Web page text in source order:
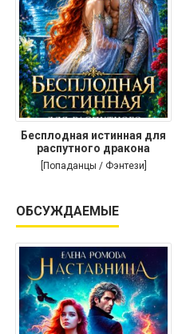
Бесплодная истинная для
распутного дракона
[Попаданцы / Фэнтези]
ОБСУЖДАЕМЫЕ